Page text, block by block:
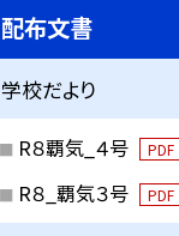
配布文書
学校だより
R８覇気_４号 PDF
R８_覇気３号 PDF